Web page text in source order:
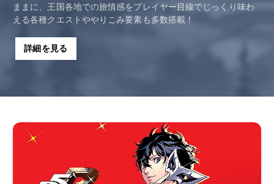
ままに、王国各地での旅情感をプレイヤー目線でじっくり味わ
える各種クエストややりこみ要素も多数搭載！
詳細を見る